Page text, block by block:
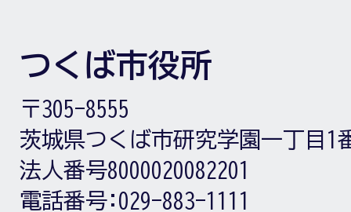
つくば市役所
〒305-8555
茨城県つくば市研究学園一丁目1
法人番号8000020082201
電話番号: 029-883-1111